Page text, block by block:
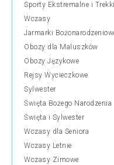
Sporty Ekstremalne i
Wczasy
Jarmarki
Obozy dla Maluszków
Obozy Językowe
Rejsy Wycieczkowe
Sylwester
Święta Bożego Narodzenia
Święta i Sylwester
Wczasy dla Seniora
Wczasy Letnie
Wczasy Zimowe